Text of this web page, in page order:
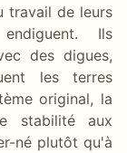
travail de leurs
Ils
des digues,
les terres
original, la
stabilité aux
né plutôt qu'à